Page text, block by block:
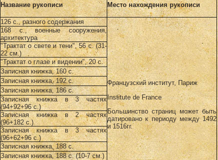
Название рукописи Место нахождения рукописи
126 с., разного содержания
Французский институт, Париж
Institute de France
Большинство страниц может быть
датировано к периоду между 1492
и 1516гг.
168 с., военные сооружения,
архитектура
"Трактат о свете и тени", 56 с. (31-
22 см.)
"Трактат о глазе и видении", 20 с.
Записная книжка, 160 с.
Записная книжка, 192 с.
Записная книжка, 186 с.
Записная книжка в 3 частях
(94+92+96 с.)
Записная книжка в 2 частях
(96+182 с.)
Записная книжка в 3 частях
(96+62+96 с.)
Записная книжка, 188 с.
Записная книжка, 188 с. (10-7 см.)